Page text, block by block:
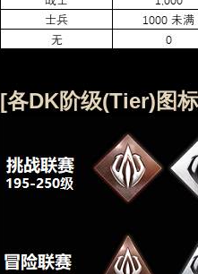
[各DK阶级(Tier)图